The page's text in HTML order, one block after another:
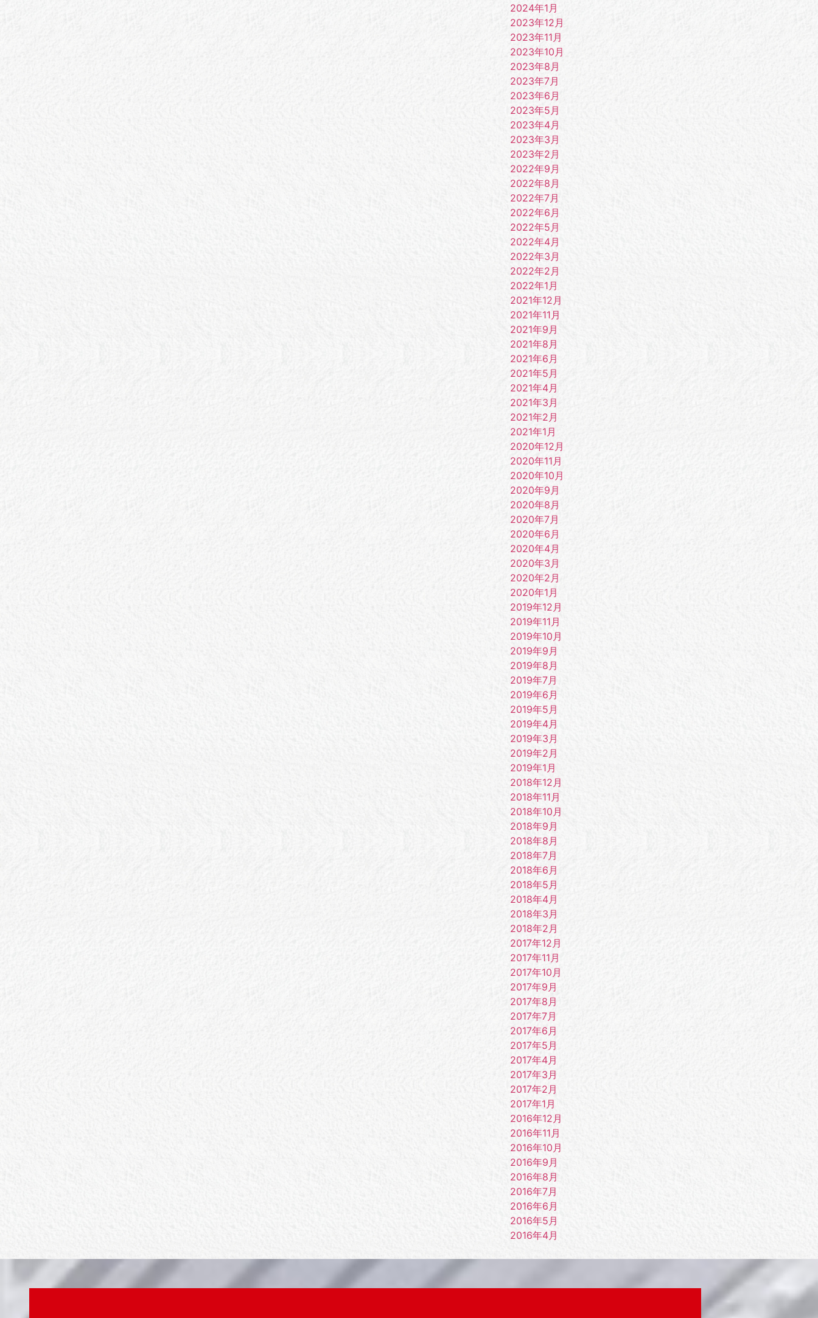
2024年1月
2023年12月
2023年11月
2023年10月
2023年8月
2023年7月
2023年6月
2023年5月
2023年4月
2023年3月
2023年2月
2022年9月
2022年8月
2022年7月
2022年6月
2022年5月
2022年4月
2022年3月
2022年2月
2022年1月
2021年12月
2021年11月
2021年9月
2021年8月
2021年6月
2021年5月
2021年4月
2021年3月
2021年2月
2021年1月
2020年12月
2020年11月
2020年10月
2020年9月
2020年8月
2020年7月
2020年6月
2020年4月
2020年3月
2020年2月
2020年1月
2019年12月
2019年11月
2019年10月
2019年9月
2019年8月
2019年7月
2019年6月
2019年5月
2019年4月
2019年3月
2019年2月
2019年1月
2018年12月
2018年11月
2018年10月
2018年9月
2018年8月
2018年7月
2018年6月
2018年5月
2018年4月
2018年3月
2018年2月
2017年12月
2017年11月
2017年10月
2017年9月
2017年8月
2017年7月
2017年6月
2017年5月
2017年4月
2017年3月
2017年2月
2017年1月
2016年12月
2016年11月
2016年10月
2016年9月
2016年8月
2016年7月
2016年6月
2016年5月
2016年4月